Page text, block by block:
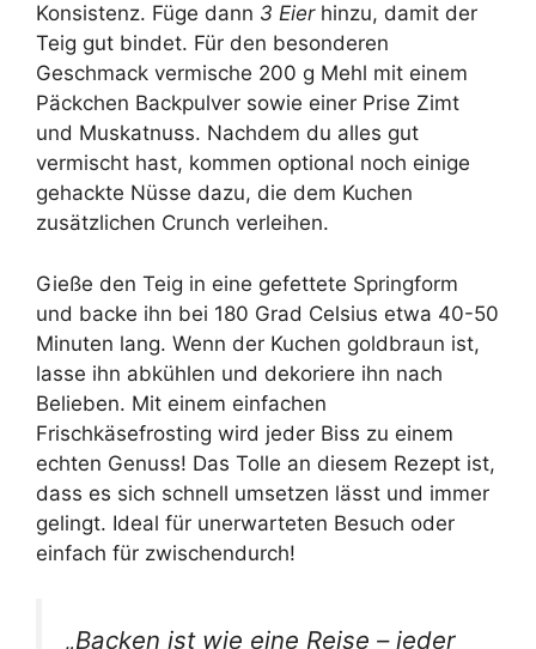
Konsistenz. Füge dann 3 Eierhinzu, damit der
Teig gut bindet. Für den besonderen
Geschmack vermische 200 g Mehl mit einem
Päckchen Backpulver sowie einer Prise Zimt
und Muskatnuss. Nachdem du alles gut
vermischt hast, kommen optional noch einige
gehackte Nüsse dazu, die dem Kuchen
zusätzlichen Crunch verleihen.
Gieße den Teig in eine gefettete Springform
und backe ihn bei 180 Grad Celsius etwa 40-50
Minuten lang. Wenn der Kuchen goldbraun ist,
lasse ihn abkühlen und dekoriere ihn nach
Belieben. Mit einem einfachen
Frischkäsefrosting wird jeder Biss zu einem
echten Genuss! Das Tolle an diesem Rezept ist,
dass es sich schnell umsetzen lässt und immer
gelingt. Ideal für unerwarteten Besuch oder
einfach für zwischendurch!
„Backen ist wie eine Reise – jeder